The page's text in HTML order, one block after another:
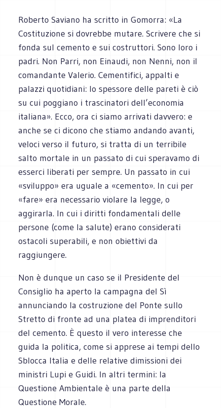
Roberto Saviano ha scritto in Gomorra: «La
Costituzione si dovrebbe mutare. Scrivere che si
fonda sul cemento e sui costruttori. Sono loro i
padri. Non Parri, non Einaudi, non Nenni, non il
comandante Valerio. Cementifici, appalti e
palazzi quotidiani: lo spessore delle pareti è ciò
su cui poggiano i trascinatori dell’economia
italiana». Ecco, ora ci siamo arrivati davvero: e
anche se ci dicono che stiamo andando avanti,
veloci verso il futuro, si tratta di un terribile
salto mortale in un passato di cui speravamo di
esserci liberati per sempre. Un passato in cui
«sviluppo» era uguale a «cemento». In cui per
«fare» era necessario violare la legge, o
aggirarla. In cui i diritti fondamentali delle
persone (come la salute) erano considerati
ostacoli superabili, e non obiettivi da
raggiungere.
Non è dunque un caso se il Presidente del
Consiglio ha aperto la campagna del Sì
annunciando la costruzione del Ponte sullo
Stretto di fronte ad una platea di imprenditori
del cemento. È questo il vero interesse che
guida la politica, come si apprese ai tempi dello
Sblocca Italia e delle relative dimissioni dei
ministri Lupi e Guidi. In altri termini: la
Questione Ambientale è una parte della
Questione Morale.